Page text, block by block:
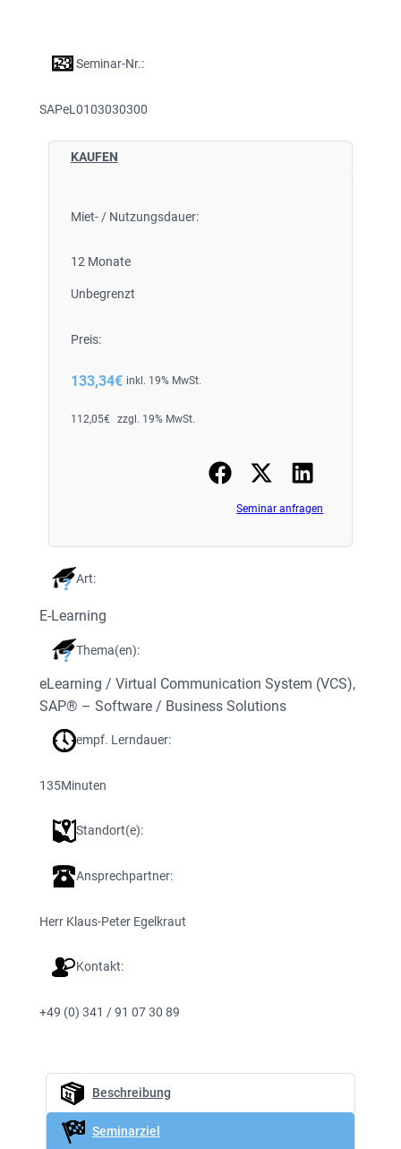
Seminar-Nr.:
SAPeL0103030300
KAUFEN
Miet- / Nutzungsdauer:
12 Monate
Unbegrenzt
Preis:
133,34€ inkl. 19% MwSt.
112,05€ zzgl. 19% MwSt.
Seminar anfragen
Art:
E-Learning
Thema(en):
eLearning / Virtual Communication System (VCS),
SAP® – Software / Business Solutions
empf. Lerndauer:
135Minuten
Standort(e):
Ansprechpartner:
Herr Klaus-Peter Egelkraut
Kontakt:
+49 (0) 341 / 91 07 30 89
Beschreibung
Seminarziel